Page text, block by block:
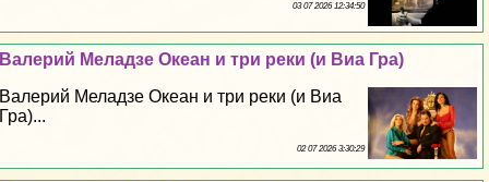
03 07 2026 12:34:50
Валерий Меладзе Океан и три реки (и Виа Гра)
Валерий Меладзе Океан и три реки (и Виа
Гра)...
02 07 2026 3:30:29